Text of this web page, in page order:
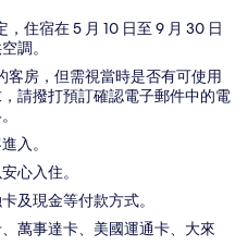
住宿在 5 月 10 日至 9 月 30 日
調。
客房，但需視當時是否有可使用
請撥打預訂確認電子郵件中的電
入。
心入住。
及現金等付款方式。
萬事達卡、美國運通卡、大來